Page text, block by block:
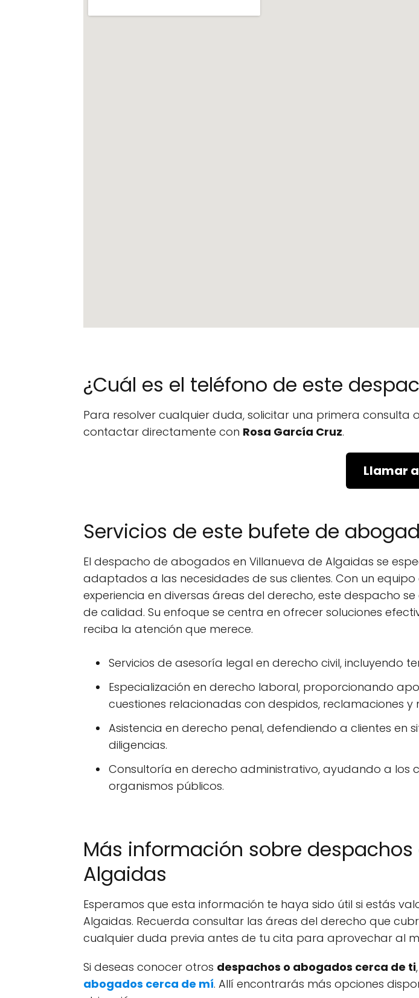
¿Cuál es el teléfono de este
Para resolver cualquier duda, solicitar una primera
contactar directamente con Rosa García Cruz.
Llamar
Servicios de este bufete de
El despacho de abogados en Villanueva de Algaidas se
adaptados a las necesidades de sus clientes. Con un
experiencia en diversas áreas del derecho, este despacho
de calidad. Su enfoque se centra en ofrecer soluciones
reciba la atención que merece.
Servicios de asesoría legal en derecho civil, incluyendo
Especialización en derecho laboral, proporcionando
cuestiones relacionadas con despidos, reclamaciones y
Asistencia en derecho penal, defendiendo a clientes en
diligencias.
Consultoría en derecho administrativo, ayudando a
organismos públicos.
Más información sobre
Algaidas
Esperamos que esta información te haya sido útil si estás
Algaidas. Recuerda consultar las áreas del derecho que
cualquier duda previa antes de tu cita para aprovechar al
Si deseas conocer otros despachos o abogados cerca de ti
abogados cerca de mí. Allí encontrarás más opciones